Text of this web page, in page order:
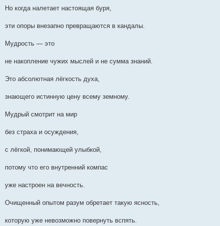
Но когда налетает настоящая буря,
эти опоры внезапно превращаются в кандалы.
Мудрость — это
не накопление чужих мыслей и не сумма знаний.
Это абсолютная лёгкость духа,
знающего истинную цену всему земному.
Мудрый смотрит на мир
без страха и осуждения,
с лёгкой, понимающей улыбкой,
потому что его внутренний компас
уже настроен на вечность.
Очищенный опытом разум обретает такую ясность,
которую уже невозможно повернуть вспять.